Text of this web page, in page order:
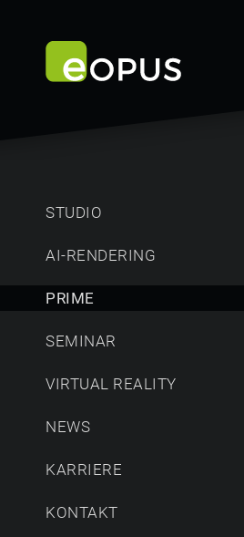
STUDIO
AI-RENDERING
PRIME
SEMINAR
VIRTUAL REALITY
NEWS
KARRIERE
KONTAKT